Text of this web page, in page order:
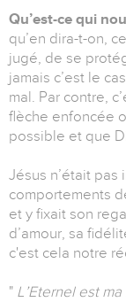
Qu’est-ce qui
qu’en dira-t-on,
jugé, de se
jamais c’est le
mal. Par contre,
flèche enfoncée
possible et que
Jésus n’était
comportements
et y fixait son
d’amour, sa
c'est cela
" L’Eternel est